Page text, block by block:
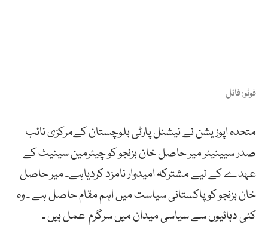
فوٹو: فائل
متحدہ اپوزیشن نے نیشنل پارٹی بلوچستان کےمرکزی نائب
صدر سیینیٹر میر حاصل خان بزنجو کو چیئرمین سینیٹ کے
عہدے کے لیے مشترکہ امیدوار نامزد کردیاہے۔ میر حاصل
خان بزنجو کو پاکستانی سیاست میں اہم مقام حاصل ہے ۔ وہ
کئی دہائیوں سے سیاسی میدان میں سرگرم عمل ہیں ۔